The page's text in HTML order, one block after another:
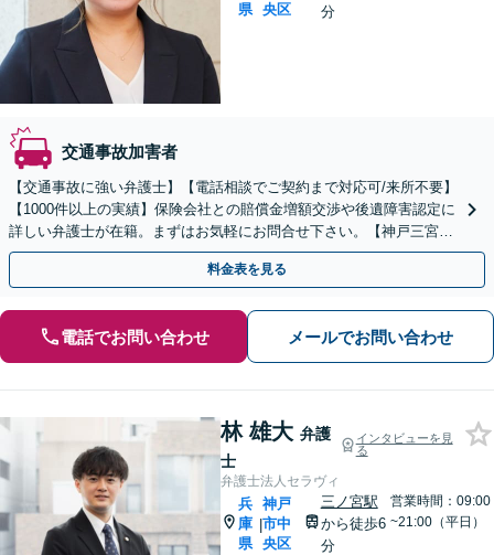
県 央区
分
交通事故加害者
【交通事故に強い弁護士】【電話相談でご契約まで対応可/来所不要】
【1000件以上の実績】保険会社との賠償金増額交渉や後遺障害認定に
詳しい弁護士が在籍。まずはお気軽にお問合せ下さい。【神戸三宮駅
9分】
料金表を見る
電話でお問い合わせ メールでお問い合わせ
林 雄大 弁護
士
インタビューを見
る
弁護士法人セラヴィ
兵
庫
県
|
神戸
市中
央区
三ノ宮駅
から徒歩6
分
営業時間：09:00
~21:00（平日）